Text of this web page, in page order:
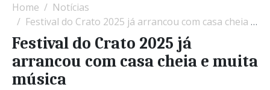
Home
Notícias
Festival do Crato 2025 já arrancou com casa cheia e muita música
Festival do Crato 2025 já
arrancou com casa cheia e muita
música